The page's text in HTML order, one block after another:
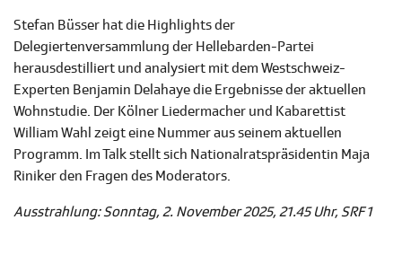
Stefan Büsser hat die Highlights der
Delegiertenversammlung der Hellebarden-Partei
herausdestilliert und analysiert mit dem Westschweiz-
Experten Benjamin Delahaye die Ergebnisse der aktuellen
Wohnstudie. Der Kölner Liedermacher und Kabarettist
William Wahl zeigt eine Nummer aus seinem aktuellen
Programm. Im Talk stellt sich Nationalratspräsidentin Maja
Riniker den Fragen des Moderators.
Ausstrahlung: Sonntag, 2. November 2025, 21.45 Uhr, SRF 1